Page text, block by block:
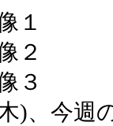
)、今週